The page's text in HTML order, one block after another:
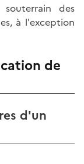
des
à l'exception
de
d'un